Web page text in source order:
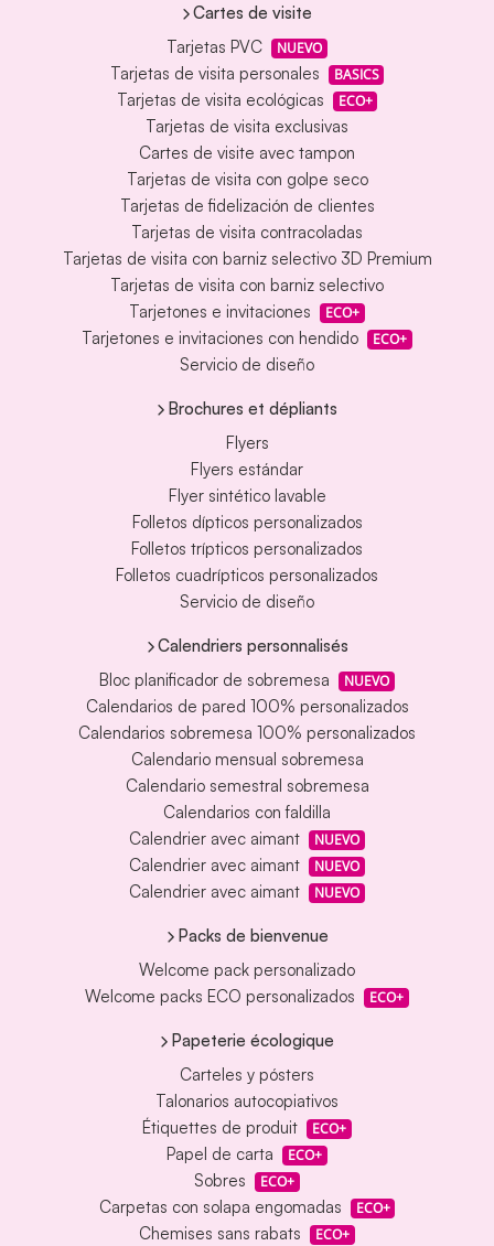
Cartes de visite
Tarjetas PVC
NUEVO
Tarjetas de visita personales BASICS
Tarjetas de visita ecológicas ECO+
Tarjetas de visita exclusivas
Cartes de visite avec tampon
Tarjetas de visita con golpe seco
Tarjetas de fidelización de clientes
Tarjetas de visita contracoladas
Tarjetas de visita con barniz selectivo 3D Premium
Tarjetas de visita con barniz selectivo
Tarjetones e invitaciones
ECO+
Tarjetones e invitaciones con hendido ECO+
Servicio de diseño
Brochures et dépliants
Flyers
Flyers estándar
Flyer sintético lavable
Folletos dípticos personalizados
Folletos trípticos personalizados
Folletos cuadrípticos personalizados
Servicio de diseño
Calendriers personnalisés
Bloc planificador de sobremesa
NUEVO
Calendarios de pared 100% personalizados
Calendarios sobremesa 100% personalizados
Calendario mensual sobremesa
Calendario semestral sobremesa
Calendarios con faldilla
Calendrier avec aimant
NUEVO
Calendrier avec aimant NUEVO
Calendrier avec aimant NUEVO
Packs de bienvenue
Welcome pack personalizado
Welcome packs ECO personalizados
ECO+
Papeterie écologique
Carteles y pósters
Talonarios autocopiativos
Étiquettes de produit
ECO+
Papel de carta ECO+
Sobres ECO+
Carpetas con solapa engomadas ECO+
Chemises sans rabats ECO+